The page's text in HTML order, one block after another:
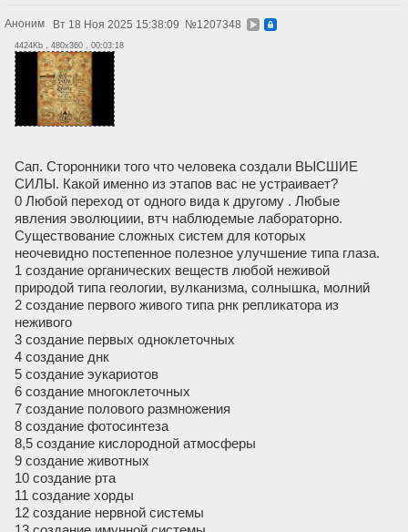
Аноним Вт 18 Ноя 2025 15:38:09 №1207348
4424Kb , 480x360 , 00:03:18
Сап. Сторонники того что человека создали ВЫСШИЕ
СИЛЫ. Какой именно из этапов вас не устраивает?
0 Любой переход от одного вида к другому . Любые
явления эволюциии, втч наблюдемые лабораторно.
Существование сложных систем для которых
неочевидно постепенное полезное улучшение типа глаза.
1 создание органических веществ любой неживой
природой типа геологии, вулканизма, солнышка, молний
2 создание первого живого типа рнк репликатора из
неживого
3 создание первых одноклеточных
4 создание днк
5 создание эукариотов
6 создание многоклеточных
7 создание полового размножения
8 создание фотосинтеза
8,5 создание кислородной атмосферы
9 создание животных
10 создание рта
11 создание хорды
12 создание нервной системы